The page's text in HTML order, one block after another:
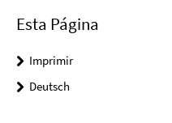
Esta Página
Imprimir
Deutsch